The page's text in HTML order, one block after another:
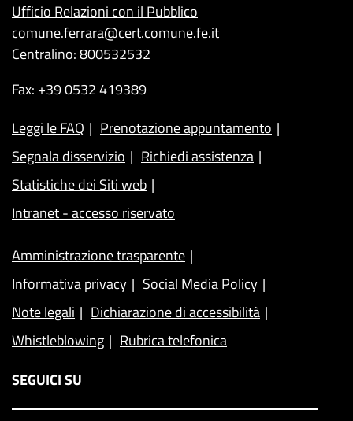
Ufficio Relazioni con il Pubblico
comune.ferrara@cert.comune.fe.it
Centralino: 800532532
Fax: +39 0532 419389
Leggi le FAQ
Prenotazione appuntamento
Segnala disservizio
Richiedi assistenza
Statistiche dei Siti web
Intranet - accesso riservato
Amministrazione trasparente
Informativa privacy
Social Media Policy
Note legali
Dichiarazione di accessibilità
Whistleblowing
Rubrica telefonica
SEGUICI SU